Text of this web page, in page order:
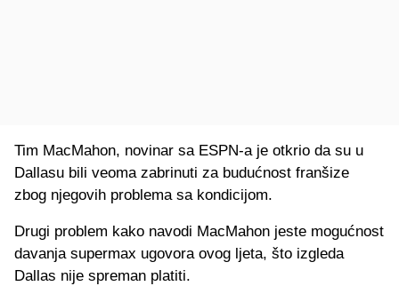
Tim MacMahon, novinar sa ESPN-a je otkrio da su u
Dallasu bili veoma zabrinuti za budućnost franšize
zbog njegovih problema sa kondicijom.
Drugi problem kako navodi MacMahon jeste mogućnost
davanja supermax ugovora ovog ljeta, što izgleda
Dallas nije spreman platiti.